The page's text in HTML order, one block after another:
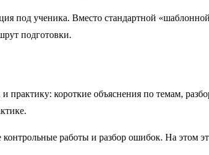
под ученика. Вместо стандартной
подготовки.
практику: короткие объяснения по темам,
работы и разбор ошибок. На этом